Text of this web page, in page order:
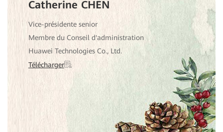
Catherine CHEN
Vice-présidente senior
Membre du Conseil d'administration
Huawei Technologies Co., Ltd.
Télécharger